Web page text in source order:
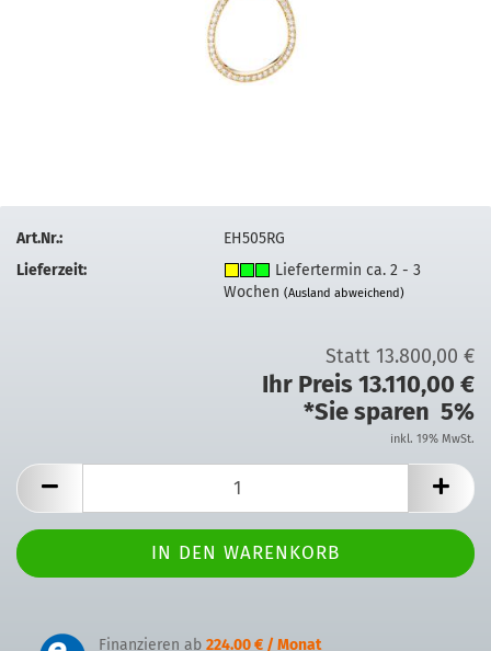
Art.Nr.:
EH505RG
Lieferzeit:
Liefertermin ca. 2 - 3
Wochen(Ausland abweichend)
Statt 13.800,00 €
Ihr Preis 13.110,00 €
*Sie sparen 5%
inkl. 19% MwSt.
Finanzieren ab 224.00 € / Monat